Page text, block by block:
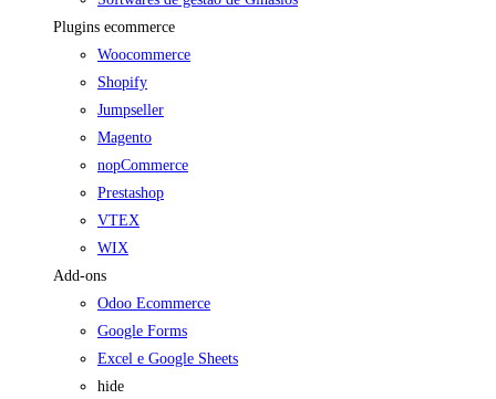
Plugins ecommerce
Woocommerce
Shopify
Jumpseller
Magento
nopCommerce
Prestashop
VTEX
WIX
Add-ons
Odoo Ecommerce
Google Forms
Excel e Google Sheets
hide